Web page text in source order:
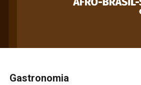
Gastronomia